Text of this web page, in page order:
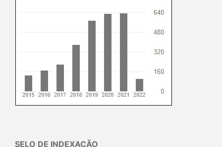
SELO DE INDEXAÇÃO